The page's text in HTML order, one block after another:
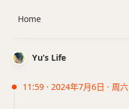
Yu’s Life
11:59 · 2024年7月6日 · 周六
Home